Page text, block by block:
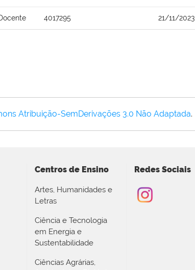
4017295 21/11/2023
Atribuição-SemDerivações 3.0 Não Adaptada.
Centros de Ensino
Artes, Humanidades e
Letras
Ciência e Tecnologia
em Energia e
Sustentabilidade
Ciências Agrárias,
Redes Sociais